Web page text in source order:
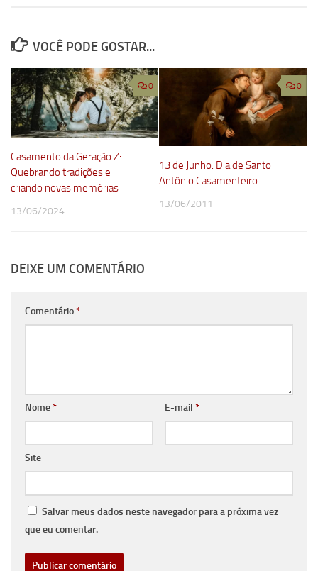
VOCÊ PODE GOSTAR...
0
Casamento da Geração Z:
Quebrando tradições e
criando novas memórias
13/06/2024
0
13 de Junho: Dia de Santo
Antônio Casamenteiro
13/06/2011
DEIXE UM COMENTÁRIO
Comentário*
Nome* E-mail *
Site
Salvar meus dados neste navegador para a próxima vez
que eu comentar.